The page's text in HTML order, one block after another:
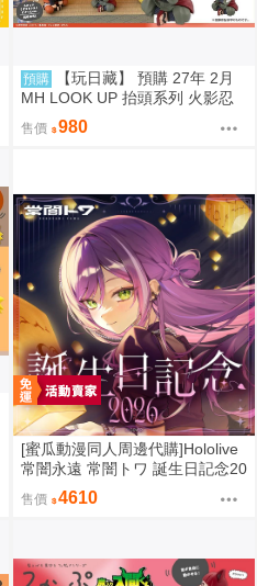
預購
【玩日藏】 預購 27年 2月
MH LOOK UP 抬頭系列 火影忍
者疾風傳 自來也 抬頭公仔 代理
版
售價 980
[蜜瓜動漫同人周邊代購]Hololive
常闇永遠 常闇トワ 誕生日記念20
26套組/周邊(9/12預約截止)(3月
預約)(Hololive)
售價 4610